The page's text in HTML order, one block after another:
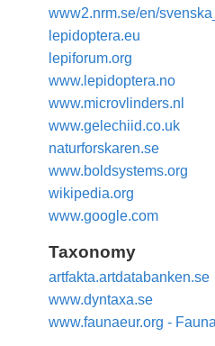
www2.nrm.se/en/
lepidoptera.eu
lepiforum.org
www.lepidoptera.no
www.microvlinders.nl
www.gelechiid.co.uk
naturforskaren.se
www.boldsystems.org
wikipedia.org
www.google.com
Taxonomy
artfakta.artdatabanken.se
www.dyntaxa.se
www.faunaeur.org -